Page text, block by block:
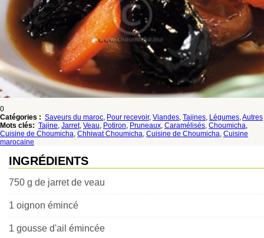
0
Catégories : Saveurs du maroc, Pour recevoir, Viandes, Tajines, Légumes,Autres
Mots clés: Tajine, Jarret, Veau, Potiron, Pruneaux, Caramélisés, Choumicha,
Cuisine de Choumicha, Chhiwat Choumicha, Cuisine de Choumicha, Cuisine
marocaine
INGRÉDIENTS
750 g de jarret de veau
1 oignon émincé
1 gousse d'ail émincée